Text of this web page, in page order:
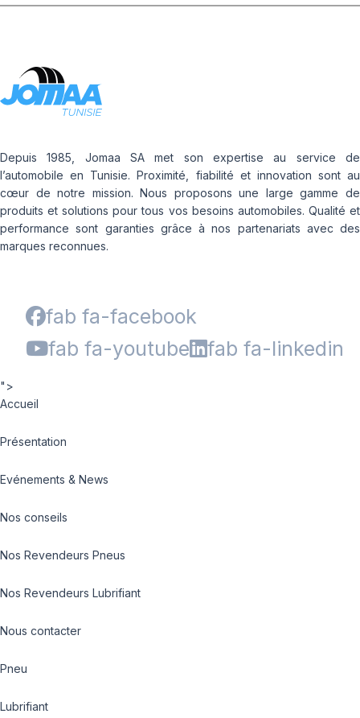
Depuis 1985, Jomaa SA met son expertise au service de
l’automobile en Tunisie. Proximité, fiabilité et innovation sont au
cœur de notre mission. Nous proposons une large gamme de
produits et solutions pour tous vos besoins automobiles. Qualité et
performance sont garanties grâce à nos partenariats avec des
marques reconnues.
fab fa-facebook
fab fa-youtube
fab fa-linkedin
">
Accueil
Présentation
Evénements & News
Nos conseils
Nos Revendeurs Pneus
Nos Revendeurs Lubrifiant
Nous contacter
Pneu
Lubrifiant